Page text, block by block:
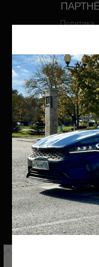
ООО 26
ИНН
ОГРН
Политика
(образец)
+7